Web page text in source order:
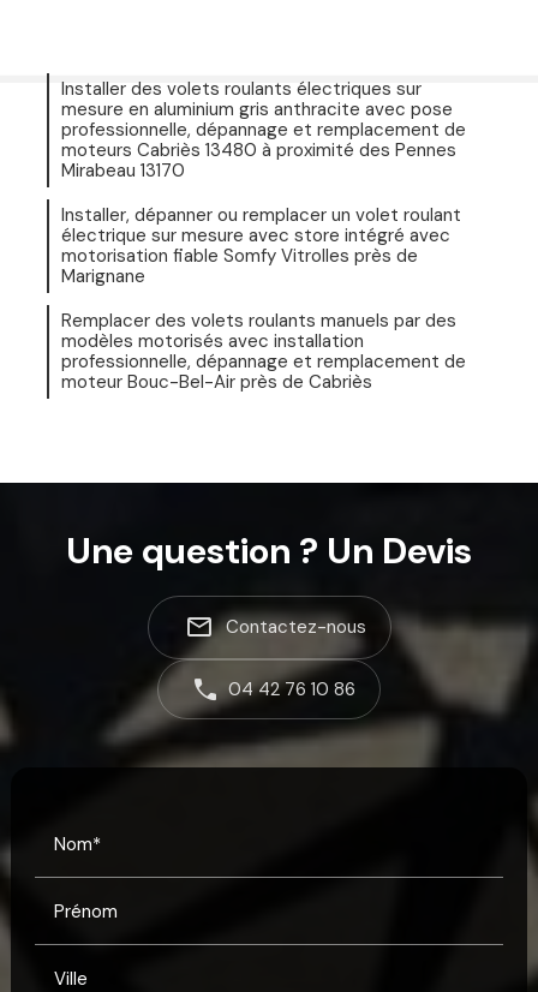
Installer des volets roulants électriques sur
mesure en aluminium gris anthracite avec pose
professionnelle, dépannage et remplacement de
moteurs Cabriès 13480 à proximité des Pennes
Mirabeau 13170
Installer, dépanner ou remplacer un volet roulant
électrique sur mesure avec store intégré avec
motorisation fiable Somfy Vitrolles près de
Marignane
Remplacer des volets roulants manuels par des
modèles motorisés avec installation
professionnelle, dépannage et remplacement de
moteur Bouc-Bel-Air près de Cabriès
Une question ? Un Devis
mail_outline Contactez-nous
04 42 76 10 86
Nom*
Prénom
Ville